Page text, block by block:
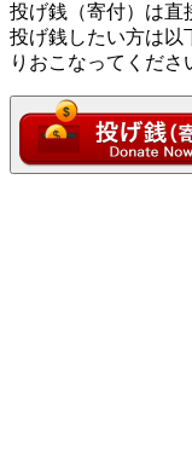
投げ銭（寄付）は直
投げ銭したい方は以
りおこなってくださ